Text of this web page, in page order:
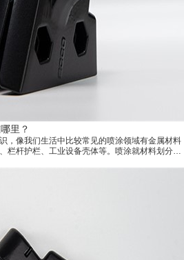
里？
，像我们生活中比较常见的喷涂领域有金属材料
栏杆护栏、工业设备壳体等。喷涂就材料划分可
了解一下二者具体的差别！ 1、颜色 看漆